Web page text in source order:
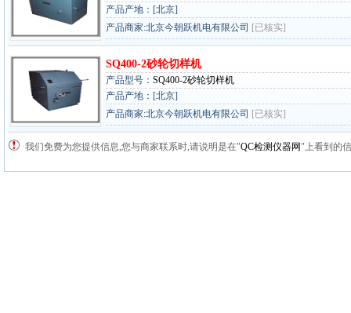
产品产地：[北京]
产品商家:北京今朝跃机电有限公司 [已核实]
SQ400-2砂轮切样机
产品型号： SQ400-2砂轮切样机
产品产地：[北京]
产品商家:北京今朝跃机电有限公司 [已核实]
我们免费为您提供信息,您与商家联系时,请说明是在"QC检测仪器网"上看到的